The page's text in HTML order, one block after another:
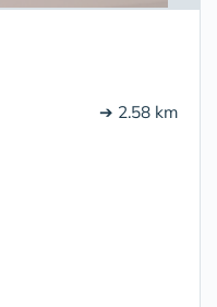
➔ 2.58 km